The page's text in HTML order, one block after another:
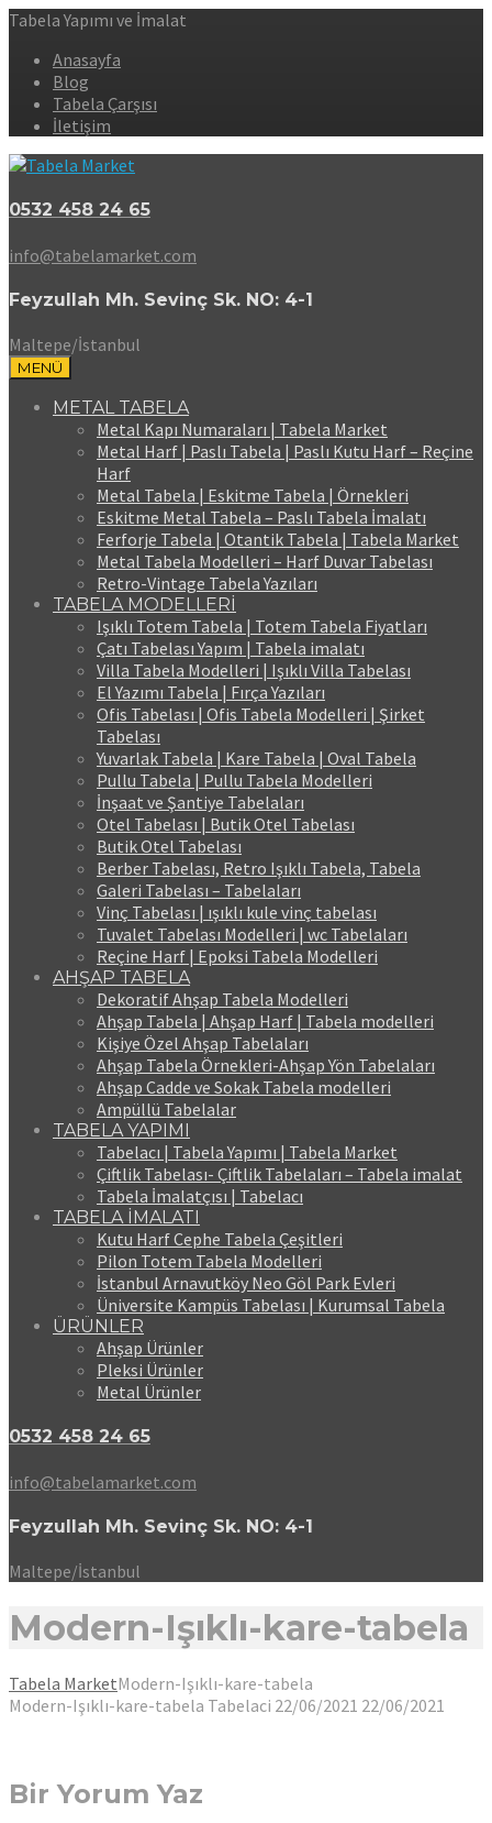
Tabela Yapımı ve İmalat
Anasayfa
Blog
Tabela Çarşısı
İletişim
0532 458 24 65
info@tabelamarket.com
Feyzullah Mh. Sevinç Sk. NO: 4-1
Maltepe/İstanbul
MENÜ
METAL TABELA
Metal Kapı Numaraları | Tabela Market
Metal Harf | Paslı Tabela | Paslı Kutu Harf – Reçine
Harf
Metal Tabela | Eskitme Tabela | Örnekleri
Eskitme Metal Tabela – Paslı Tabela İmalatı
Ferforje Tabela | Otantik Tabela | Tabela Market
Metal Tabela Modelleri – Harf Duvar Tabelası
Retro-Vintage Tabela Yazıları
TABELA MODELLERİ
Işıklı Totem Tabela | Totem Tabela Fiyatları
Çatı Tabelası Yapım | Tabela imalatı
Villa Tabela Modelleri | Işıklı Villa Tabelası
El Yazımı Tabela | Fırça Yazıları
Ofis Tabelası | Ofis Tabela Modelleri | Şirket
Tabelası
Yuvarlak Tabela | Kare Tabela | Oval Tabela
Pullu Tabela | Pullu Tabela Modelleri
İnşaat ve Şantiye Tabelaları
Otel Tabelası | Butik Otel Tabelası
Butik Otel Tabelası
Berber Tabelası, Retro Işıklı Tabela, Tabela
Galeri Tabelası – Tabelaları
Vinç Tabelası | ışıklı kule vinç tabelası
Tuvalet Tabelası Modelleri | wc Tabelaları
Reçine Harf | Epoksi Tabela Modelleri
AHŞAP TABELA
Dekoratif Ahşap Tabela Modelleri
Ahşap Tabela | Ahşap Harf | Tabela modelleri
Kişiye Özel Ahşap Tabelaları
Ahşap Tabela Örnekleri-Ahşap Yön Tabelaları
Ahşap Cadde ve Sokak Tabela modelleri
Ampüllü Tabelalar
TABELA YAPIMI
Tabelacı | Tabela Yapımı | Tabela Market
Çiftlik Tabelası- Çiftlik Tabelaları – Tabela imalat
Tabela İmalatçısı | Tabelacı
TABELA İMALATI
Kutu Harf Cephe Tabela Çeşitleri
Pilon Totem Tabela Modelleri
İstanbul Arnavutköy Neo Göl Park Evleri
Üniversite Kampüs Tabelası | Kurumsal Tabela
ÜRÜNLER
Ahşap Ürünler
Pleksi Ürünler
Metal Ürünler
0532 458 24 65
info@tabelamarket.com
Feyzullah Mh. Sevinç Sk. NO: 4-1
Maltepe/İstanbul
Modern-Işıklı-kare-tabela
Tabela MarketModern-Işıklı-kare-tabela
Modern-Işıklı-kare-tabela Tabelaci 22/06/2021 22/06/2021
Bir Yorum Yaz